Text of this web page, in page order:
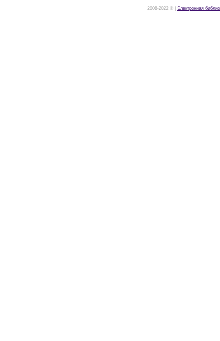
2008-2022 © | Электронная